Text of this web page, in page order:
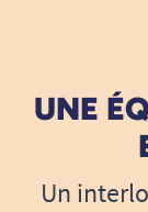
UNE
Un